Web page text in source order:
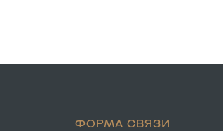
ФОРМА СВЯЗИ